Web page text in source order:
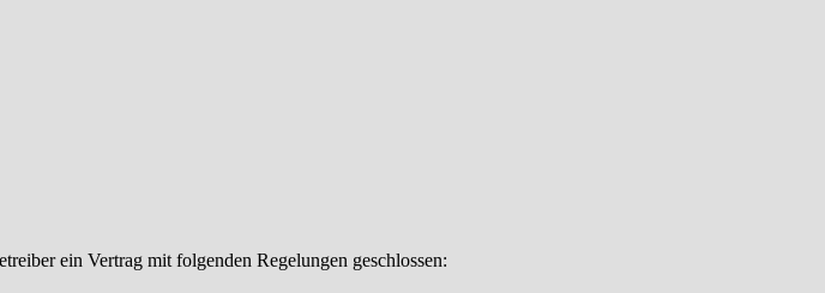
ein Vertrag mit folgenden Regelungen geschlossen: